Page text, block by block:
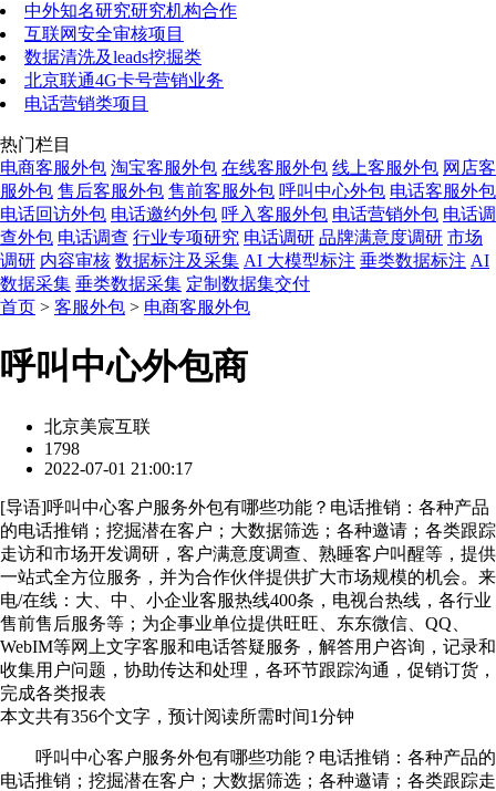
中外知名研究研究机构合作
互联网安全审核项目
数据清洗及leads挖掘类
北京联通4G卡号营销业务
电话营销类项目
热门栏目
电商客服外包 淘宝客服外包 在线客服外包 线上客服外包 网店客
服外包 售后客服外包 售前客服外包 呼叫中心外包 电话客服外包
电话回访外包 电话邀约外包 呼入客服外包 电话营销外包 电话调
查外包 电话调查 行业专项研究 电话调研 品牌满意度调研 市场
调研 内容审核 数据标注及采集 AI 大模型标注 垂类数据标注 AI
数据采集 垂类数据采集 定制数据集交付
首页 > 客服外包 > 电商客服外包
呼叫中心外包商
北京美宸互联
1798
2022-07-01 21:00:17
[导语]呼叫中心客户服务外包有哪些功能？电话推销：各种产品
的电话推销；挖掘潜在客户；大数据筛选；各种邀请；各类跟踪
走访和市场开发调研，客户满意度调查、熟睡客户叫醒等，提供
一站式全方位服务，并为合作伙伴提供扩大市场规模的机会。来
电/在线：大、中、小企业客服热线400条，电视台热线，各行业
售前售后服务等；为企事业单位提供旺旺、东东微信、QQ、
WebIM等网上文字客服和电话答疑服务，解答用户咨询，记录和
收集用户问题，协助传达和处理，各环节跟踪沟通，促销订货，
完成各类报表
本文共有356个文字，预计阅读所需时间1分钟
呼叫中心客户服务外包有哪些功能？电话推销：各种产品的
电话推销；挖掘潜在客户；大数据筛选；各种邀请；各类跟踪走